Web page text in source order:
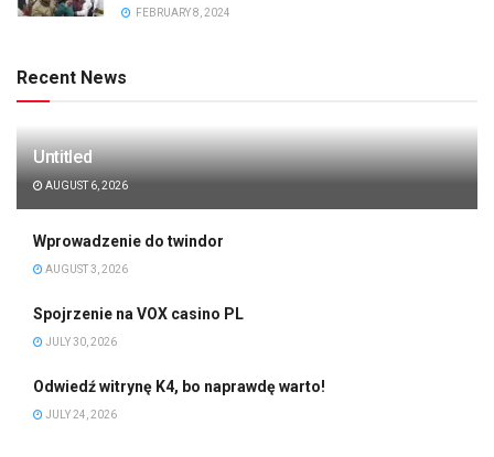
FEBRUARY 8, 2024
Recent News
Untitled
AUGUST 6, 2026
Wprowadzenie do twindor
AUGUST 3, 2026
Spojrzenie na VOX casino PL
JULY 30, 2026
Odwiedź witrynę K4, bo naprawdę warto!
JULY 24, 2026